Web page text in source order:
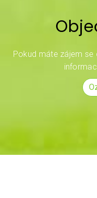
Pokud máte zájem